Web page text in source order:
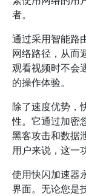
者。
通过采用智能路
网络路径，从而
观看视频时不会
的操作体验。
除了速度优势，
性。它通过加密
黑客攻击和数据
用户来说，这一
使用快闪加速器
界面。无论您是